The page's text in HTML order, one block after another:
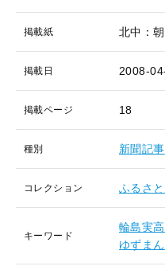
掲載紙 北中：朝
掲載日 2008-
掲載ページ 18
種別 新聞記事
コレクション ふるさ
キーワード
輪島実
ゆずま